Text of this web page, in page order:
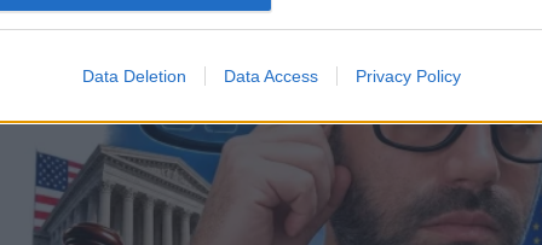
Data Deletion Data Access Privacy Policy